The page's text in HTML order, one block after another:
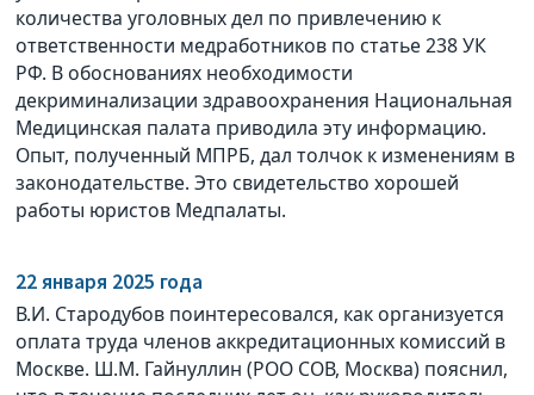
количества уголовных дел по привлечению к
ответственности медработников по статье 238 УК
РФ. В обоснованиях необходимости
декриминализации здравоохранения Национальная
Медицинская палата приводила эту информацию.
Опыт, полученный МПРБ, дал толчок к изменениям в
законодательстве. Это свидетельство хорошей
работы юристов Медпалаты.
22 января 2025 года
В.И. Стародубов поинтересовался, как организуется
оплата труда членов аккредитационных комиссий в
Москве. Ш.М. Гайнуллин (РОО СОВ, Москва) пояснил,